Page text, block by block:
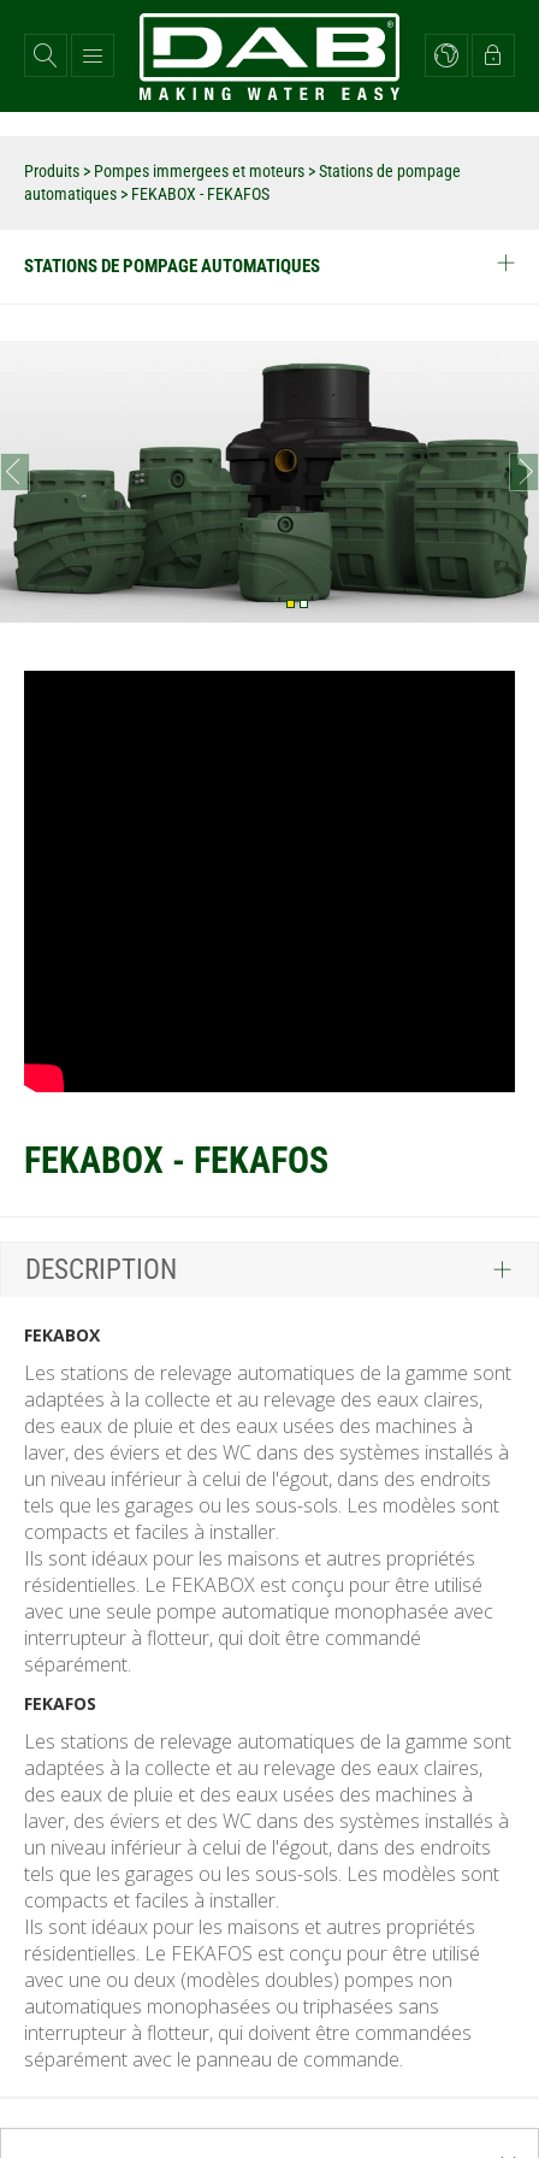
contenu
principal
Produits > Pompes immergees et moteurs >Stations de pompage
automatiques > FEKABOX - FEKAFOS
STATIONS DE POMPAGE AUTOMATIQUES
prev next
FEKABOX - FEKAFOS
DESCRIPTION
FEKABOX
Les stations de relevage automatiques de la gamme sont
adaptées à la collecte et au relevage des eaux claires,
des eaux de pluie et des eaux usées des machines à
laver, des éviers et des WC dans des systèmes installés à
un niveau inférieur à celui de l'égout, dans des endroits
tels que les garages ou les sous-sols. Les modèles sont
compacts et faciles à installer.
Ils sont idéaux pour les maisons et autres propriétés
résidentielles. Le FEKABOX est conçu pour être utilisé
avec une seule pompe automatique monophasée avec
interrupteur à flotteur, qui doit être commandé
séparément.
FEKAFOS
Les stations de relevage automatiques de la gamme sont
adaptées à la collecte et au relevage des eaux claires,
des eaux de pluie et des eaux usées des machines à
laver, des éviers et des WC dans des systèmes installés à
un niveau inférieur à celui de l'égout, dans des endroits
tels que les garages ou les sous-sols. Les modèles sont
compacts et faciles à installer.
Ils sont idéaux pour les maisons et autres propriétés
résidentielles. Le FEKAFOS est conçu pour être utilisé
avec une ou deux (modèles doubles) pompes non
automatiques monophasées ou triphasées sans
interrupteur à flotteur, qui doivent être commandées
séparément avec le panneau de commande.